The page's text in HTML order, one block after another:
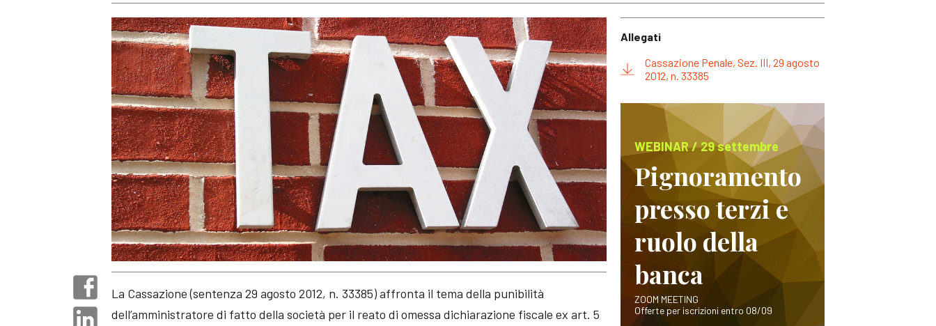
La Cassazione (sentenza 29 agosto 2012, n. 33385) affronta il tema della punibilità
dell’amministratore di fatto della società per il reato di omessa dichiarazione fiscale ex art. 5
Allegati
Cassazione Penale, Sez. III, 29 agosto
2012, n. 33385
WEBINAR / 29 settembre
Pignoramento
presso terzi e
ruolo della
banca
ZOOM MEETING
Offerte per iscrizioni entro 08/09